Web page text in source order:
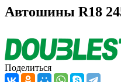
Автошины R18
Поделиться